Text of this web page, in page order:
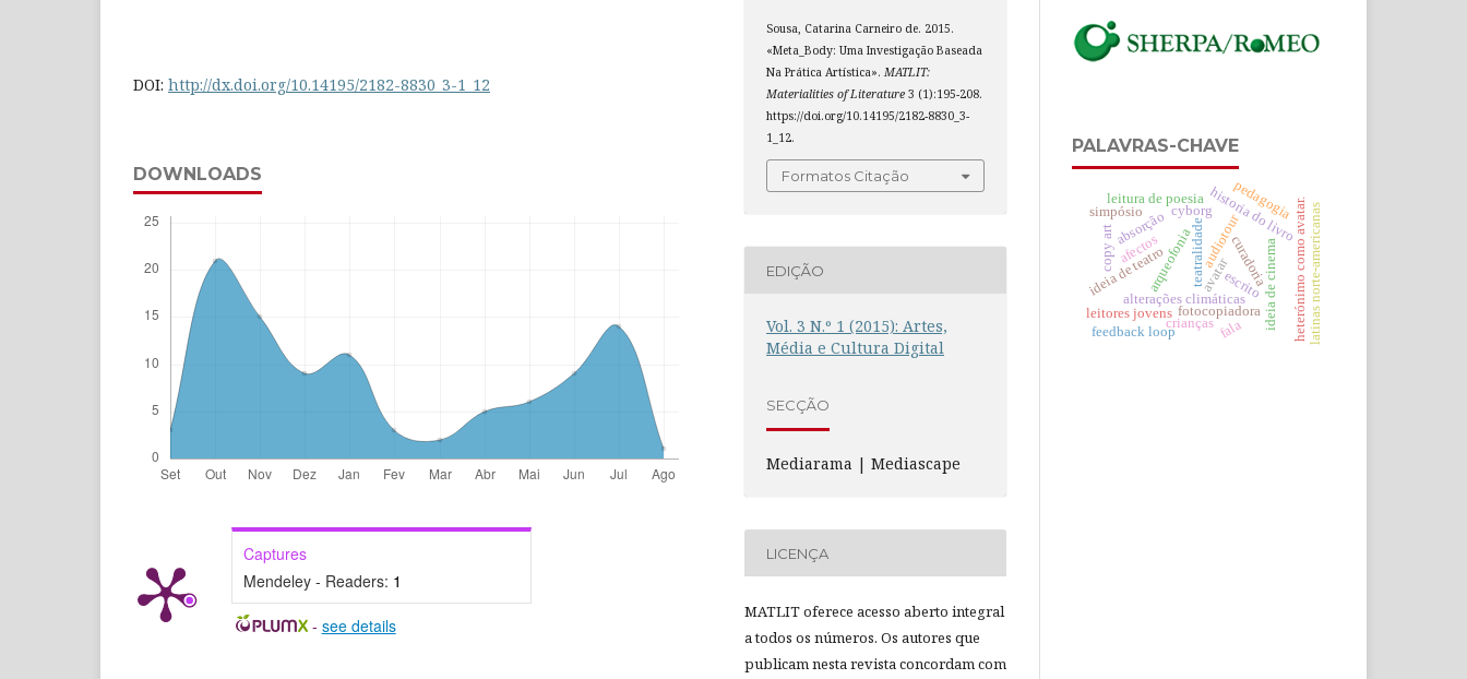
DOI: http://dx.doi.org/10.14195/2182-8830_3-1_12
DOWNLOADS
Captures
Mendeley - Readers: 1
- see details
Sousa, Catarina Carneiro de. 2015.
«Meta_Body: Uma Investigação Baseada
Na Prática Artística». MATLIT:
Materialities of Literature 3 (1):195-208.
https://doi.org/10.14195/2182-8830_3-
1_12.
Formatos Citação
EDIÇÃO
Vol. 3 N.º 1 (2015): Artes,
Média e Cultura Digital
SECÇÃO
Mediarama | Mediascape
LICENÇA
MATLIT oferece acesso aberto integral
a todos os números. Os autores que
publicam nesta revista concordam com
PALAVRAS-CHAVE
escrito
arqueofonia curadoria
alterações climáticas
audiotour
ideia de teatro ideia de cinema
absorção teatralidade
historia do livro
avatar
cyborg heterónimo como avatar.
fotocopiadora
copy art
leitores jovens
crianças
leitura de poesia
latinas norte-americanas
simpósio pedagogia
feedback loop
afectos
fala